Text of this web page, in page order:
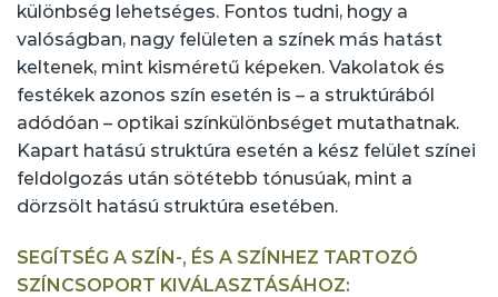
különbség lehetséges. Fontos tudni, hogy a
valóságban, nagy felületen a színek más hatást
keltenek, mint kisméretű képeken. Vakolatok és
festékek azonos szín esetén is – a struktúrából
adódóan – optikai színkülönbséget mutathatnak.
Kapart hatású struktúra esetén a kész felület színei
feldolgozás után sötétebb tónusúak, mint a
dörzsölt hatású struktúra esetében.
SEGÍTSÉG A SZÍN-, ÉS A SZÍNHEZ TARTOZÓ
SZÍNCSOPORT KIVÁLASZTÁSÁHOZ: